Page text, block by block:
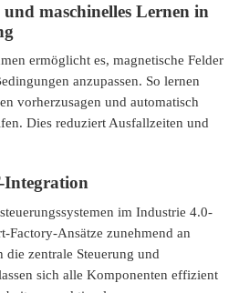
maschinelles Lernen in
ermöglicht es, magnetische Felder
anzupassen. So lernen
vorherzusagen und automatisch
Dies reduziert Ausfallzeiten und
Integration
im Industrie 4.0-
Factory-Ansätze zunehmend an
zentrale Steuerung und
sich alle Komponenten effizient